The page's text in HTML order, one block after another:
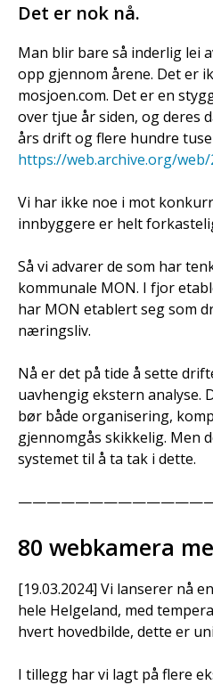
Det er nok nå.
Man blir bare så inderlig lei
opp gjennom årene. Det er
mosjoen.com. Det er en
over tjue år siden, og deres
års drift og flere hundre
https://web.archive.org/
Vi har ikke noe i mot
innbyggere er helt
Så vi advarer de som har
kommunale MON. I fjor
har MON etablert seg som
næringsliv.
Nå er det på tide å sette
uavhengig ekstern analyse.
bør både organisering,
gjennomgås skikkelig. Men
systemet til å ta tak i dette.
80 webkamera
[19.03.2024] Vi lanserer nå
hele Helgeland, med
hvert hovedbilde, dette er
I tillegg har vi lagt på flere